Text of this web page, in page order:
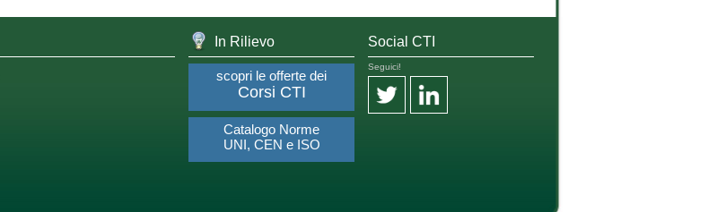
In Rilievo
scopri le offerte dei
Corsi CTI
Catalogo Norme
UNI, CEN e ISO
Social CTI
Seguici!